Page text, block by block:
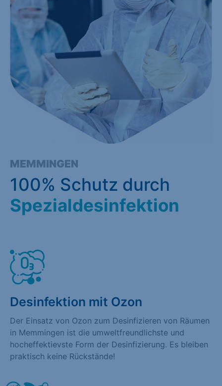
MEMMINGEN
100% Schutz durch
Spezialdesinfektion
Desinfektion mit Ozon
Der Einsatz von Ozon zum Desinfizieren von Räumen
in Memmingen ist die umweltfreundlichste und
hocheffektievste Form der Desinfizierung. Es bleiben
praktisch keine Rückstände!